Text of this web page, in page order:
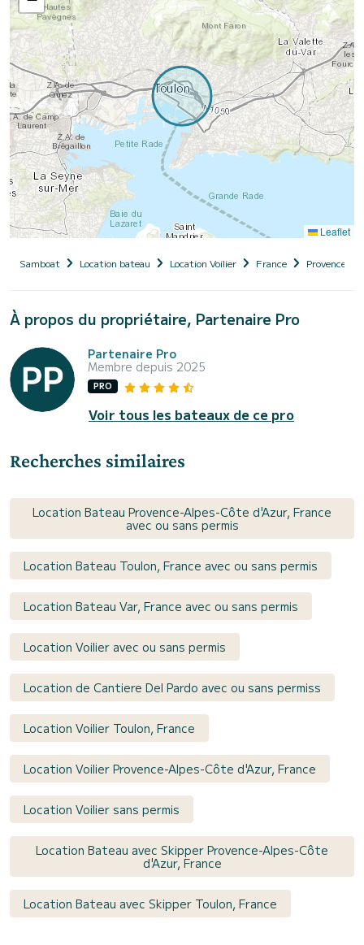
Leaflet
Samboat Location bateau Location Voilier France Provence-
À propos du propriétaire, Partenaire Pro
Partenaire Pro
Membre depuis 2025
PRO
Voir tous les bateaux de ce pro
Recherches similaires
Location Bateau Provence-Alpes-Côte d'Azur, France
avec ou sans permis
Location Bateau Toulon, France avec ou sans permis
Location Bateau Var, France avec ou sans permis
Location Voilier avec ou sans permis
Location de Cantiere Del Pardo avec ou sans permiss
Location Voilier Toulon, France
Location Voilier Provence-Alpes-Côte d'Azur, France
Location Voilier sans permis
Location Bateau avec Skipper Provence-Alpes-Côte
d'Azur, France
Location Bateau avec Skipper Toulon, France